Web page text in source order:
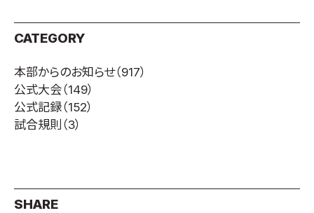
CATEGORY
本部からのお知らせ（917）
公式大会（149）
公式記録（152）
試合規則 （3）
SHARE